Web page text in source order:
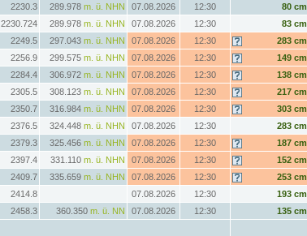
2230.3 289.978 m. ü. NHN 07.08.2026 12:30 80 cm
2230.724 289.978 m. ü. NHN 07.08.2026 12:30 83 cm
2249.5 297.043 m. ü. NHN 07.08.2026 12:30 283 cm
2256.9 299.575 m. ü. NHN 07.08.2026 12:30 149 cm
2284.4 306.972 m. ü. NHN 07.08.2026 12:30 138 cm
2305.5 308.123 m. ü. NHN 07.08.2026 12:30 217 cm
2350.7 316.984 m. ü. NHN 07.08.2026 12:30 303 cm
2376.5 324.448 m. ü. NHN 07.08.2026 12:30 283 cm
2379.3 325.456 m. ü. NHN 07.08.2026 12:30 187 cm
2397.4 331.110 m. ü. NHN 07.08.2026 12:30 152 cm
2409.7 335.659 m. ü. NHN 07.08.2026 12:30 253 cm
2414.8 07.08.2026 12:30
193 cm
2458.3 360.350 m. ü. NN 07.08.2026 12:30 135 cm